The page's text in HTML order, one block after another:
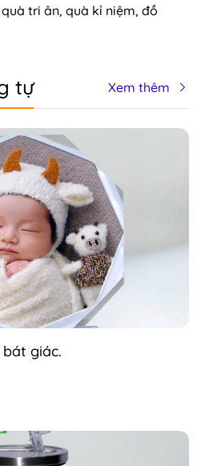
tri ân, quà kỉ niệm, đồ
tự Xem thêm
giác.